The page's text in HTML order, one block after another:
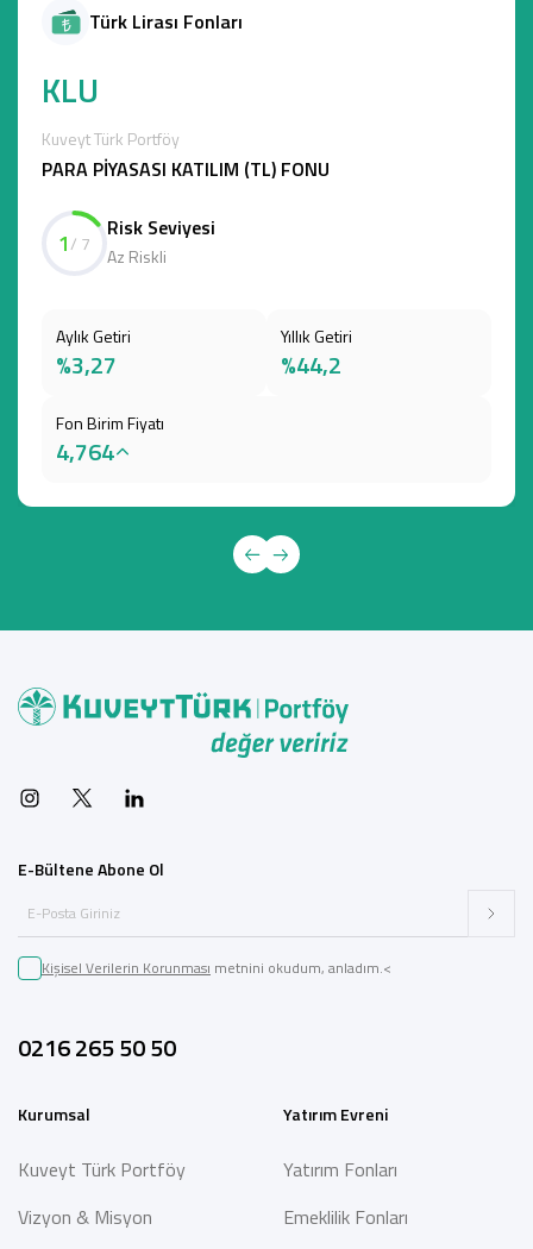
Türk Lirası Fonları
KLU
Kuveyt Türk Portföy
PARA PİYASASI KATILIM (TL) FONU
1/ 7
Risk Seviyesi
Az Riskli
Aylık Getiri
%3,27
Yıllık Getiri
%44,2
Fon Birim Fiyatı
4,764
E-Bültene Abone Ol
Kişisel Verilerin Korunması metnini okudum, anladım.<
0216 265 50 50
Kurumsal
Kuveyt Türk Portföy
Vizyon & Misyon
Yatırım Evreni
Yatırım Fonları
Emeklilik Fonları